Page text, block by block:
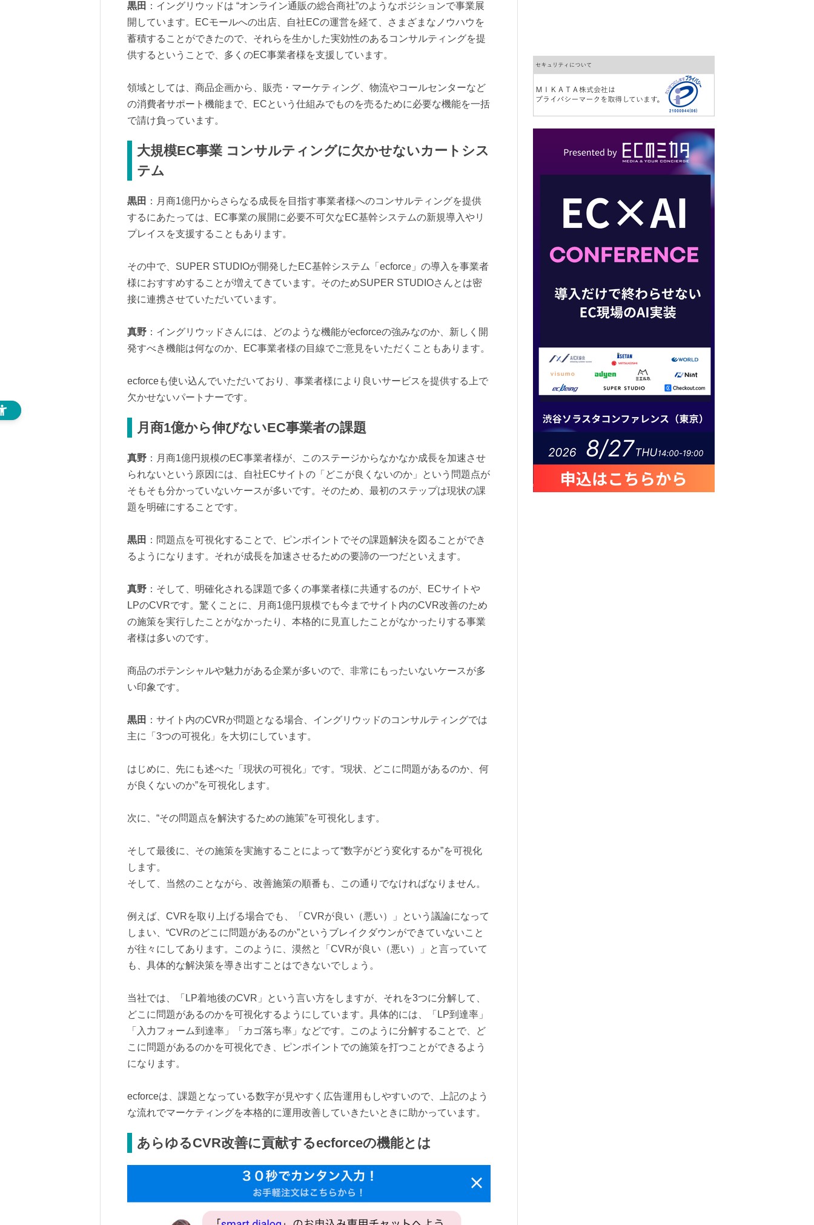
黒田 ：イングリウッドは “オンライン通販の総合商社”のようなポジションで事業展
開しています。ECモールへの出店、自社ECの運営を経て、さまざまなノウハウを
蓄積することができたので、それらを生かした実効性のあるコンサルティングを提
供するということで、多くのEC事業者様を支援しています。
領域としては、商品企画から、販売・マーケティング、物流やコールセンターなど
の消費者サポート機能まで、ECという仕組みでものを売るために必要な機能を一括
で請け負っています。
大規模EC事業 コンサルティングに欠かせないカートシス
テム
黒田 ：月商1億円からさらなる成長を目指す事業者様へのコンサルティングを提供
するにあたっては、EC事業の展開に必要不可欠なEC基幹システムの新規導入やリ
プレイスを支援することもあります。
その中で、SUPER STUDIOが開発したEC基幹システム「ecforce」の導入を事業者
様におすすめすることが増えてきています。そのためSUPER STUDIOさんとは密
接に連携させていただいています。
真野：イングリウッドさんには、どのような機能がecforceの強みなのか、新しく開
発すべき機能は何なのか、EC事業者様の目線でご意見をいただくこともあります。
ecforceも使い込んでいただいており、事業者様により良いサービスを提供する上で
欠かせないパートナーです。
月商1億から伸びないEC事業者の課題
真野：月商1億円規模のEC事業者様が、このステージからなかなか成長を加速させ
られないという原因には、自社ECサイトの「どこが良くないのか」という問題点が
そもそも分かっていないケースが多いです。そのため、最初のステップは現状の課
題を明確にすることです。
黒田 ：問題点を可視化することで、ピンポイントでその課題解決を図ることができ
るようになります。それが成長を加速させるための要諦の一つだといえます。
真野：そして、明確化される課題で多くの事業者様に共通するのが、ECサイトや
LPのCVRです。驚くことに、月商1億円規模でも今までサイト内のCVR改善のため
の施策を実行したことがなかったり、本格的に見直したことがなかったりする事業
者様は多いのです。
商品のポテンシャルや魅力がある企業が多いので、非常にもったいないケースが多
い印象です。
黒田 ：サイト内のCVRが問題となる場合、イングリウッドのコンサルティングでは
主に「3つの可視化」を大切にしています。
はじめに、先にも述べた「現状の可視化」です。“現状、どこに問題があるのか、何
が良くないのか”を可視化します。
次に、“その問題点を解決するための施策”を可視化します。
そして最後に、その施策を実施することによって“数字がどう変化するか”を可視化
します。
そして、当然のことながら、改善施策の順番も、この通りでなければなりません。
例えば、CVRを取り上げる場合でも、「CVRが良い（悪い）」という議論になって
しまい、“CVRのどこに問題があるのか”というブレイクダウンができていないこと
が往々にしてあります。このように、漠然と「CVRが良い（悪い）」と言っていて
も、具体的な解決策を導き出すことはできないでしょう。
当社では、「LP着地後のCVR」という言い方をしますが、それを3つに分解して、
どこに問題があるのかを可視化するようにしています。具体的には、「LP到達率」
「入力フォーム到達率」「カゴ落ち率」などです。このように分解することで、ど
こに問題があるのかを可視化でき、ピンポイントでの施策を打つことができるよう
になります。
ecforceは、課題となっている数字が見やすく広告運用もしやすいので、上記のよう
な流れでマーケティングを本格的に運用改善していきたいときに助かっています。
あらゆるCVR改善に貢献するecforceの機能とは